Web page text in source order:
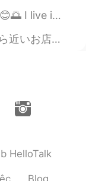
2020.11.11 12:36
、
2020.11.11 12:32
すね。 かわ
えーかわい
for the weekend?...
員さんめちゃくちゃ話してくれるやん、しかもか...
HelloTalk
Blog